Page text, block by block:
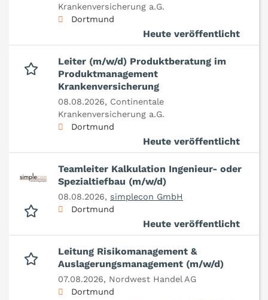
Krankenversicherung a.G.
Dortmund
Heute veröffentlicht
Leiter (m/w/d) Produktberatung im
Produktmanagement
Krankenversicherung
08.08.2026, Continentale
Krankenversicherung a.G.
Dortmund
Heute veröffentlicht
Teamleiter Kalkulation Ingenieur- oder
Spezialtiefbau (m/w/d)
08.08.2026, simplecon GmbH
Dortmund
Heute veröffentlicht
Leitung Risikomanagement &
Auslagerungsmanagement (m/w/d)
07.08.2026, Nordwest Handel AG
Dortmund